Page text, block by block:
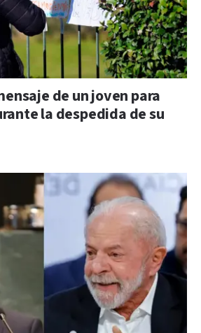
de un joven para
la despedida de su